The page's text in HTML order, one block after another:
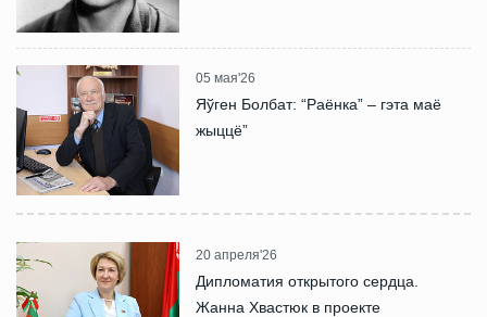
05 мая'26
Яўген Болбат: “Раёнка” – гэта маё
жыццё”
20 апреля'26
Дипломатия открытого сердца.
Жанна Хвастюк в проекте